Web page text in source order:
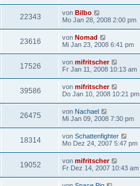
22343 von Bilbo
Mo Jan 28, 2008 2:00 pm
23616 von Nomad
Mi Jan 23, 2008 6:41 pm
17526 von mifritscher
Fr Jan 11, 2008 10:13 am
39586 von mifritscher
Do Jan 10, 2008 10:21 pm
26475 von Nachael
Mi Jan 09, 2008 7:30 pm
18314 von Schattenfighter
Mo Dez 24, 2007 5:47 pm
19052 von mifritscher
Fr Dez 14, 2007 10:43 am